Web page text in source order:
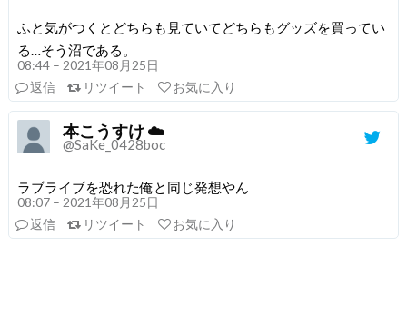
ふと気がつくとどちらも見ていてどちらもグッズを買ってい
る…そう沼である。
08:44 – 2021年08月25日
返信
リツイート お気に入り
本こうすけ ☁️
@SaKe_0428boc
ラブライブを恐れた俺と同じ発想やん
08:07 – 2021年08月25日
返信
リツイート お気に入り